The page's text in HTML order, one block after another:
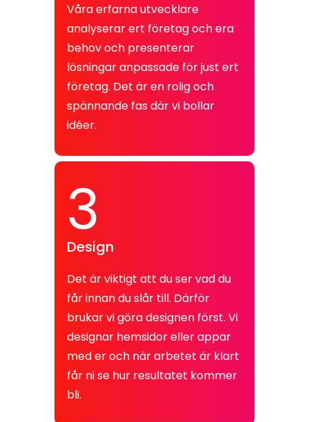
Våra erfarna utvecklare
analyserar ert företag och era
behov och presenterar
lösningar anpassade för just ert
företag. Det är en rolig och
spännande fas där vi bollar
idéer.
3
Design
Det är viktigt att du ser vad du
får innan du slår till. Därför
brukar vi göra designen först. Vi
designar hemsidor eller appar
med er och när arbetet är klart
får ni se hur resultatet kommer
bli.